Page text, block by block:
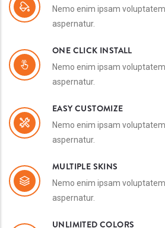
Nemo enim ipsam
aspernatur.
ONE CLICK INSTALL
Nemo enim ipsam
aspernatur.
EASY CUSTOMIZE
Nemo enim ipsam
aspernatur.
MULTIPLE SKINS
Nemo enim ipsam
aspernatur.
UNLIMITED COLORS